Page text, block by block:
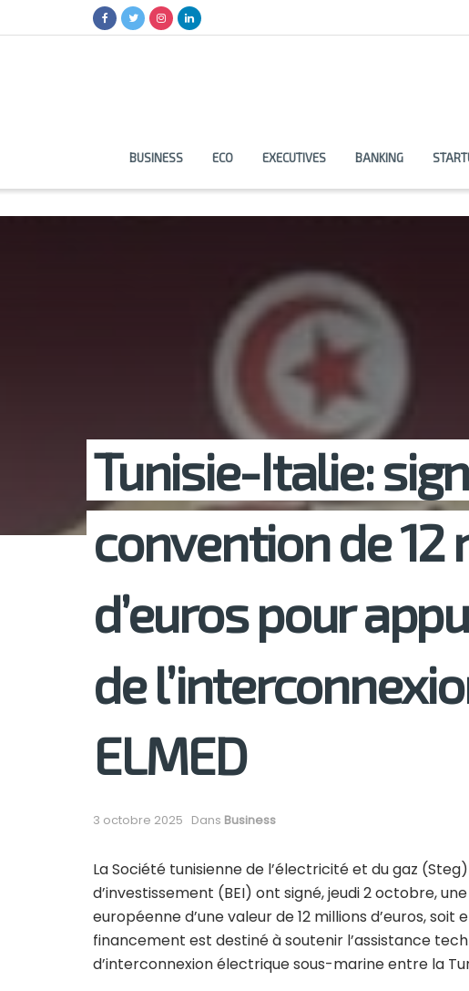
BUSINESS ECO EXECUTIVES BANKING
Tunisie-Italie:
convention de 12
d’euros pour
de
ELMED
3 octobre 2025 Dans Business
La Société tunisienne de l’électricité et du gaz
d’investissement (BEI) ont signé, jeudi 2 octobre,
européenne d’une valeur de 12 millions d’euros, soit
financement est destiné à soutenir l’assistance
d’interconnexion électrique sous-marine entre la